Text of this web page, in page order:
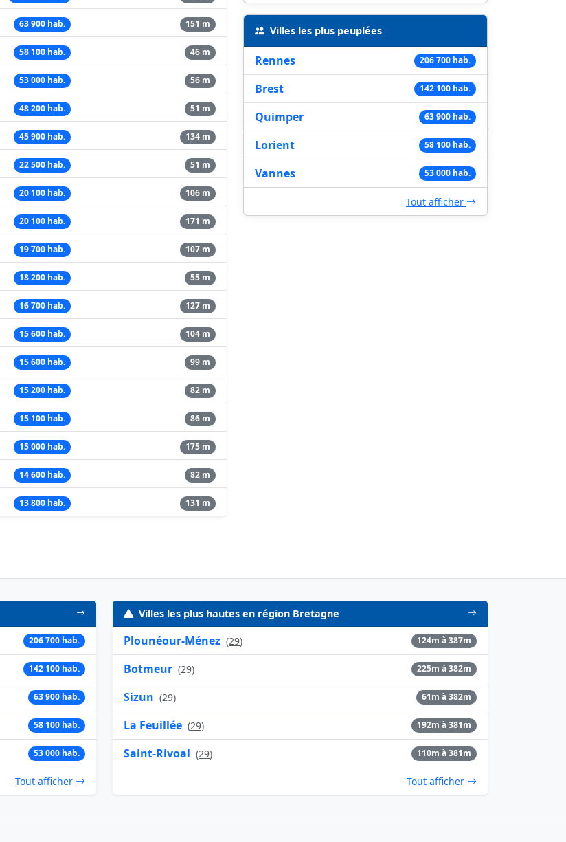
63 900 hab. 151 m
58 100 hab. 46 m
53 000 hab. 56 m
48 200 hab. 51 m
45 900 hab. 134 m
22 500 hab. 51 m
20 100 hab. 106 m
20 100 hab. 171 m
19 700 hab. 107 m
18 200 hab. 55 m
16 700 hab. 127 m
15 600 hab. 104 m
15 600 hab. 99 m
15 200 hab. 82 m
15 100 hab. 86 m
15 000 hab. 175 m
14 600 hab. 82 m
13 800 hab. 131 m
Villes les plus peuplées
Rennes 206 700 hab.
Brest 142 100 hab.
Quimper 63 900 hab.
Lorient 58 100 hab.
Vannes 53 000 hab.
Tout afficher
206 700 hab.
142 100 hab.
63 900 hab.
58 100 hab.
53 000 hab.
Tout afficher
Villes les plus hautes en région Bretagne
Plounéour-Ménez (29) 124m à 387m
Botmeur (29) 225m à 382m
Sizun (29) 61m à 382m
La Feuillée (29) 192m à 381m
Saint-Rivoal (29) 110m à 381m
Tout afficher